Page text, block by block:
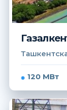
120 МВт